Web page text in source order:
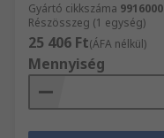
Gyártó cikkszáma 9916000
Részösszeg (1 egység)
25 406 Ft(ÁFA nélkül)
Mennyiség